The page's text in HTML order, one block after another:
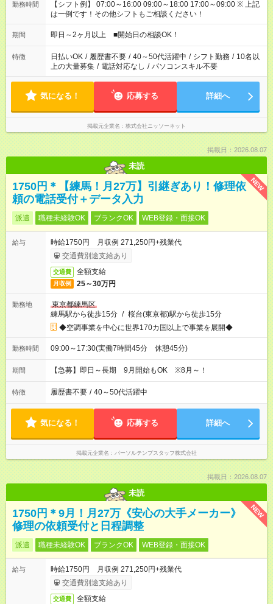
勤務時間
【シフト例】 07:00～16:00 09:00～18:00 17:00～09:00 ※ 上記
は一例です！その他シフトもご相談ください！
期間 即日～2ヶ月以上 ■開始日の相談OK！
特徴 日払いOK / 履歴書不要 / 40～50代活躍中 / シフト勤務 / 10名以
上の大量募集 / 電話対応なし / パソコンスキル不要
気になる！ 応募する 詳細へ
掲載元企業名 株式会社ニッソーネット
掲載日：2026.08.07
未読
NEW
1750円＊【練馬！月27万】引継ぎあり！修理依
頼の電話受付＋データ入力
派遣 職種未経験OK ブランクOK WEB登録・面接OK
給与
時給1750円 月収例 271,250円+残業代
交通費別途支給あり
交通費 全額支給
月収例 25～30万円
勤務地
東京都練馬区
練馬駅から徒歩15分 / 桜台(東京都)駅から徒歩15分
◆空調事業を中心に世界170カ国以上で事業を展開◆
勤務時間 09:00～17:30(実働7時間45分 休憩45分)
期間 【急募】即日～長期 9月開始もOK ※8月～！
特徴 履歴書不要 / 40～50代活躍中
気になる！ 応募する 詳細へ
掲載元企業名 パーソルテンプスタッフ株式会社
掲載日：2026.08.07
未読
NEW
1750円＊9月！月27万《安心の大手メーカー》
修理の依頼受付と日程調整
派遣 職種未経験OK ブランクOK WEB登録・面接OK
給与
時給1750円 月収例 271,250円+残業代
交通費別途支給あり
交通費 全額支給